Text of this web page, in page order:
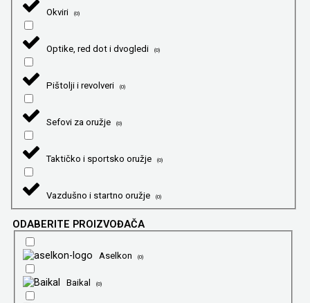
Okviri (0)
Optike, red dot i dvogledi (0)
Pištolji i revolveri (0)
Sefovi za oružje (0)
Taktičko i sportsko oružje (0)
Vazdušno i startno oružje (0)
ODABERITE PROIZVOĐAČA
Aselkon (0)
Baikal (0)